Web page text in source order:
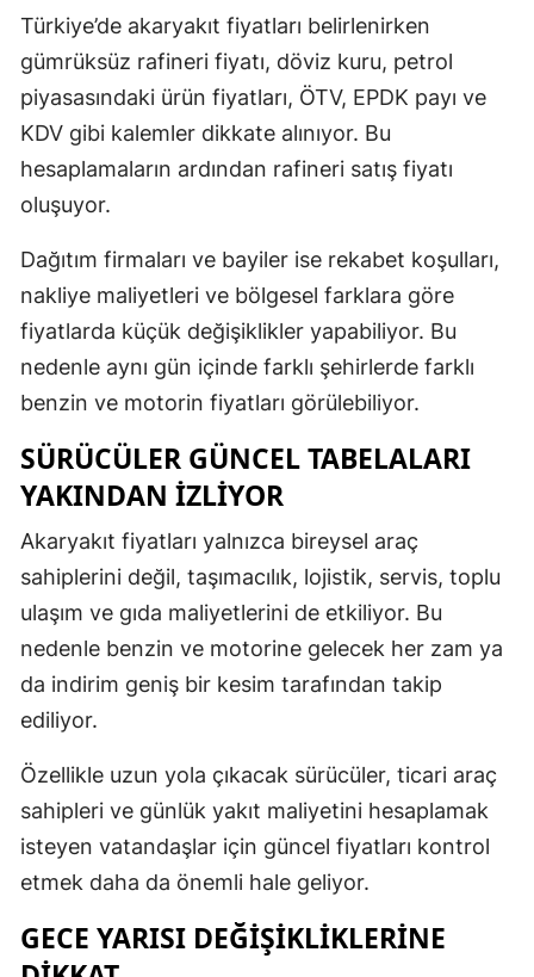
Türkiye’de akaryakıt fiyatları belirlenirken
gümrüksüz rafineri fiyatı, döviz kuru, petrol
piyasasındaki ürün fiyatları, ÖTV, EPDK payı ve
KDV gibi kalemler dikkate alınıyor. Bu
hesaplamaların ardından rafineri satış fiyatı
oluşuyor.
Dağıtım firmaları ve bayiler ise rekabet koşulları,
nakliye maliyetleri ve bölgesel farklara göre
fiyatlarda küçük değişiklikler yapabiliyor. Bu
nedenle aynı gün içinde farklı şehirlerde farklı
benzin ve motorin fiyatları görülebiliyor.
SÜRÜCÜLER GÜNCEL TABELALARI
YAKINDAN İZLİYOR
Akaryakıt fiyatları yalnızca bireysel araç
sahiplerini değil, taşımacılık, lojistik, servis, toplu
ulaşım ve gıda maliyetlerini de etkiliyor. Bu
nedenle benzin ve motorine gelecek her zam ya
da indirim geniş bir kesim tarafından takip
ediliyor.
Özellikle uzun yola çıkacak sürücüler, ticari araç
sahipleri ve günlük yakıt maliyetini hesaplamak
isteyen vatandaşlar için güncel fiyatları kontrol
etmek daha da önemli hale geliyor.
GECE YARISI DEĞİŞİKLİKLERİNE